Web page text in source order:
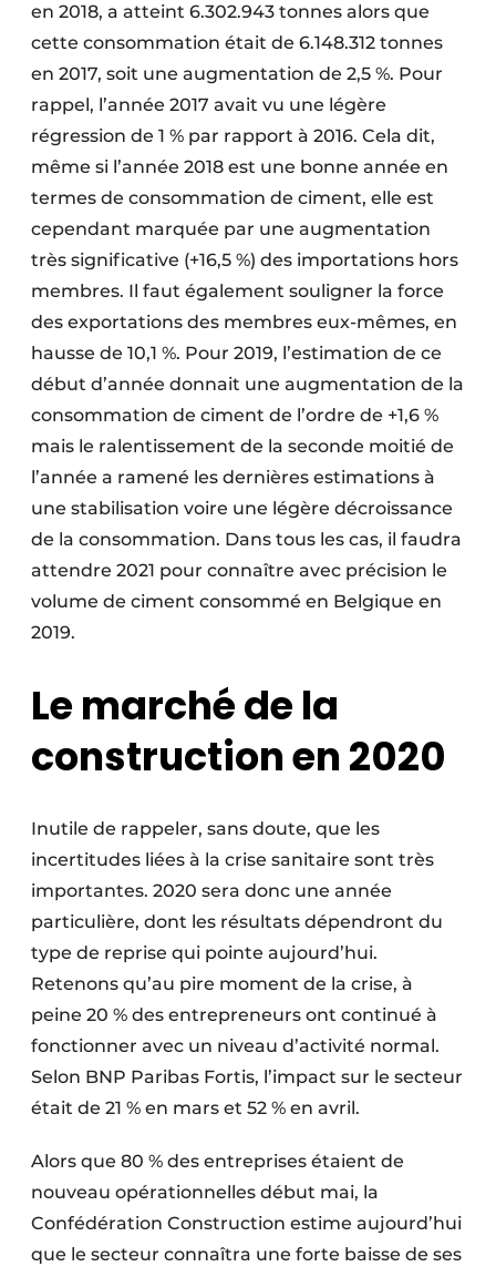
Techniques ferroviaires
Travaux ferroviaires
en 2018, a atteint 6.302.943 tonnes alors que
cette consommation était de 6.148.312 tonnes
en 2017, soit une augmentation de 2,5 %. Pour
rappel, l’année 2017 avait vu une légère
régression de 1 % par rapport à 2016. Cela dit,
même si l’année 2018 est une bonne année en
termes de consommation de ciment, elle est
cependant marquée par une augmentation
très significative (+16,5 %) des importations hors
membres. Il faut également souligner la force
des exportations des membres eux-mêmes, en
hausse de 10,1 %. Pour 2019, l’estimation de ce
début d’année donnait une augmentation de la
consommation de ciment de l’ordre de +1,6 %
mais le ralentissement de la seconde moitié de
l’année a ramené les dernières estimations à
une stabilisation voire une légère décroissance
de la consommation. Dans tous les cas, il faudra
attendre 2021 pour connaître avec précision le
volume de ciment consommé en Belgique en
2019.
Le marché de la
construction en 2020
Inutile de rappeler, sans doute, que les
incertitudes liées à la crise sanitaire sont très
importantes. 2020 sera donc une année
particulière, dont les résultats dépendront du
type de reprise qui pointe aujourd’hui.
Retenons qu’au pire moment de la crise, à
peine 20 % des entrepreneurs ont continué à
fonctionner avec un niveau d’activité normal.
Selon BNP Paribas Fortis, l’impact sur le secteur
était de 21 % en mars et 52 % en avril.
Alors que 80 % des entreprises étaient de
nouveau opérationnelles début mai, la
Confédération Construction estime aujourd’hui
que le secteur connaîtra une forte baisse de ses